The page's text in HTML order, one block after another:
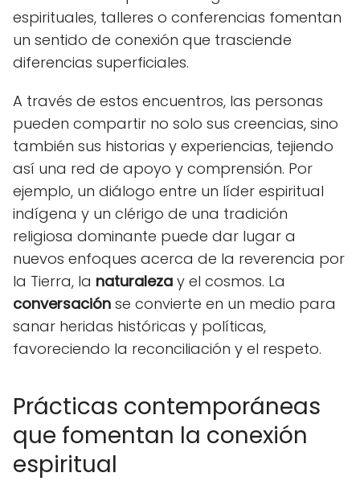
espirituales, talleres o conferencias fomentan
un sentido de conexión que trasciende
diferencias superficiales.
A través de estos encuentros, las personas
pueden compartir no solo sus creencias, sino
también sus historias y experiencias, tejiendo
así una red de apoyo y comprensión. Por
ejemplo, un diálogo entre un líder espiritual
indígena y un clérigo de una tradición
religiosa dominante puede dar lugar a
nuevos enfoques acerca de la reverencia por
la Tierra, la naturaleza y el cosmos. La
conversación se convierte en un medio para
sanar heridas históricas y políticas,
favoreciendo la reconciliación y el respeto.
Prácticas contemporáneas
que fomentan la conexión
espiritual